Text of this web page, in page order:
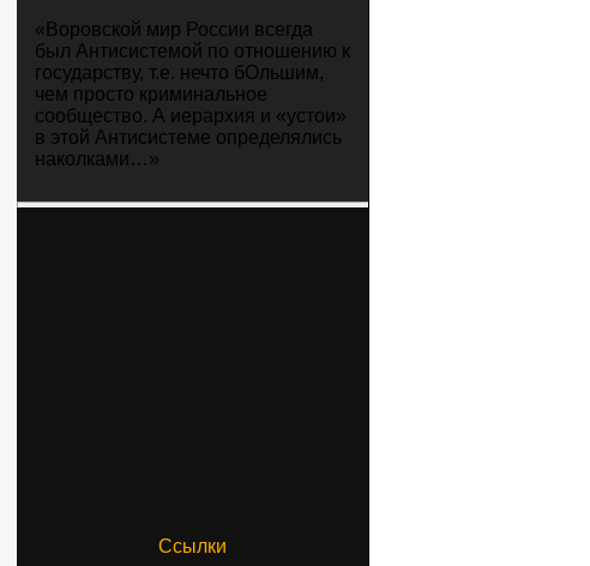
«Воровской мир России всегда
был Антисистемой по отношению к
государству, т.е. нечто бОльшим,
чем просто криминальное
сообщество. А иерархия и «устои»
в этой Антисистеме определялись
наколками…»
Ссылки